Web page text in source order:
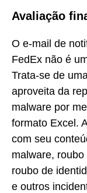
Avaliação
O e-mail de
FedEx não é
Trata-se de
aproveita da
malware por
formato Excel.
com seu
malware,
roubo de
e outros